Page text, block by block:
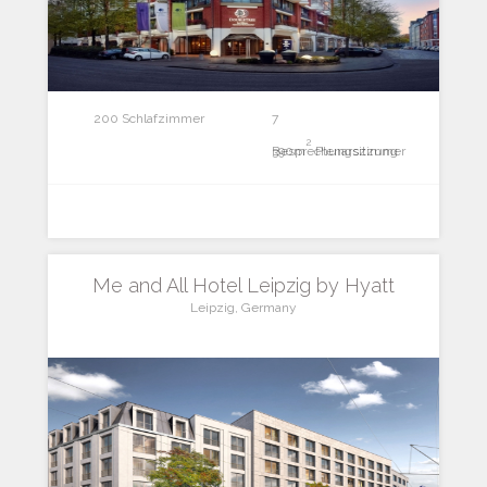
200 Schlafzimmer 7
Besprechungszimmer
390m
2
Plenarsitzung
Me and All Hotel Leipzig by Hyatt
Leipzig, Germany